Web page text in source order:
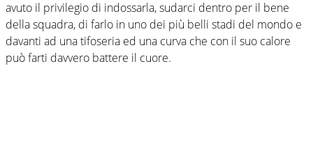
avuto il privilegio di indossarla, sudarci dentro per il bene
della squadra, di farlo in uno dei più belli stadi del mondo e
davanti ad una tifoseria ed una curva che con il suo calore
può farti davvero battere il cuore.